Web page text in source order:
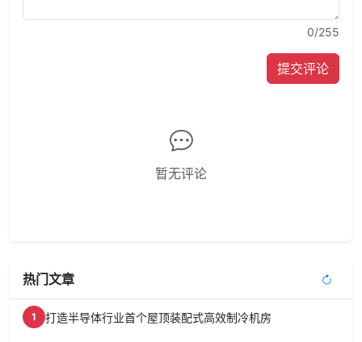
0/255
提交评论
暂无评论
热门文章
1 打造半导体行业首个屋顶装配式高效制冷机房